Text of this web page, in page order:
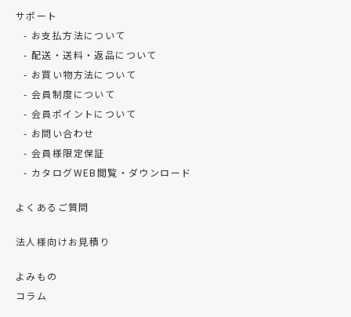
サポート
お支払方法について
配送・送料・返品について
お買い物方法について
会員制度について
会員ポイントについて
お問い合わせ
会員様限定保証
カタログWEB閲覧・ダウンロード
よくあるご質問
法人様向けお見積り
よみもの
コラム